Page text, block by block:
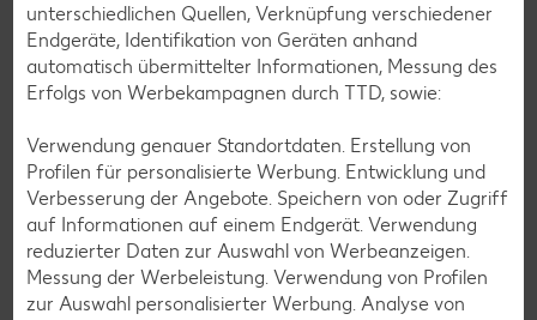
Der Reis als Kulturpflanze wird seit mindestens 7.000 Jahren
kultiviert. Er ist leicht verdaulich und als Vollkorn- oder
Wildreis außerdem besonders sättigend.
unterschiedlichen Quellen, Verknüpfung verschiedener
Endgeräte, Identifikation von Geräten anhand
automatisch übermittelter Informationen, Messung des
Erfolgs von Werbekampagnen durch TTD, sowie:
Verwendung genauer Standortdaten. Erstellung von
Profilen für personalisierte Werbung. Entwicklung und
Verbesserung der Angebote. Speichern von oder Zugriff
auf Informationen auf einem Endgerät. Verwendung
reduzierter Daten zur Auswahl von Werbeanzeigen.
Messung der Werbeleistung. Verwendung von Profilen
zur Auswahl personalisierter Werbung. Analyse von